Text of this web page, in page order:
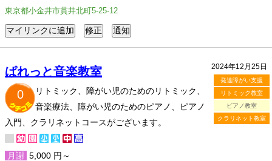
東京都小金井市貫井北町5-25-12
2024年12月25日
発達障がい支援
リトミック教室
ピアノ教室
クラリネット教室
ぱれっと音楽教室
0
リトミック、障がい児のためのリトミック、
音楽療法、障がい児のためのピアノ、ピアノ
入門、クラリネットコースがございます。
月謝 5,000 円～